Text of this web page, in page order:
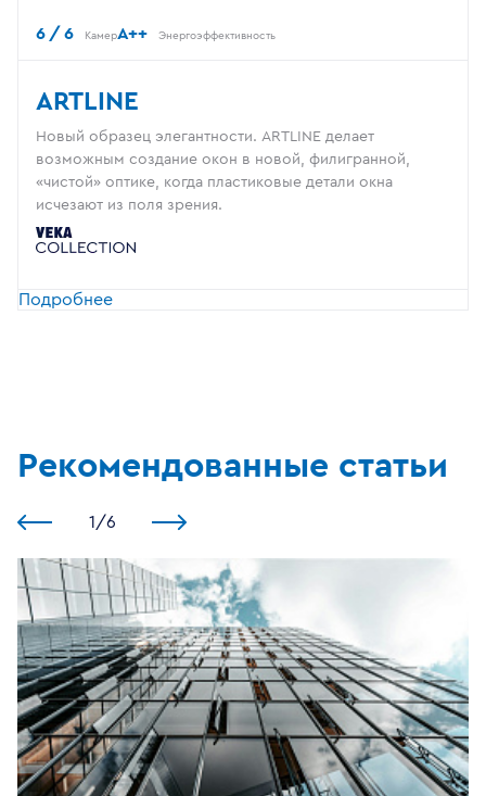
6 / 6 КамерA++ Энергоэффективность
ARTLINE
Новый образец элегантности. ARTLINE делает
возможным создание окон в новой, филигранной,
«чистой» оптике, когда пластиковые детали окна
исчезают из поля зрения.
Подробнее
Рекомендованные статьи
1 /6